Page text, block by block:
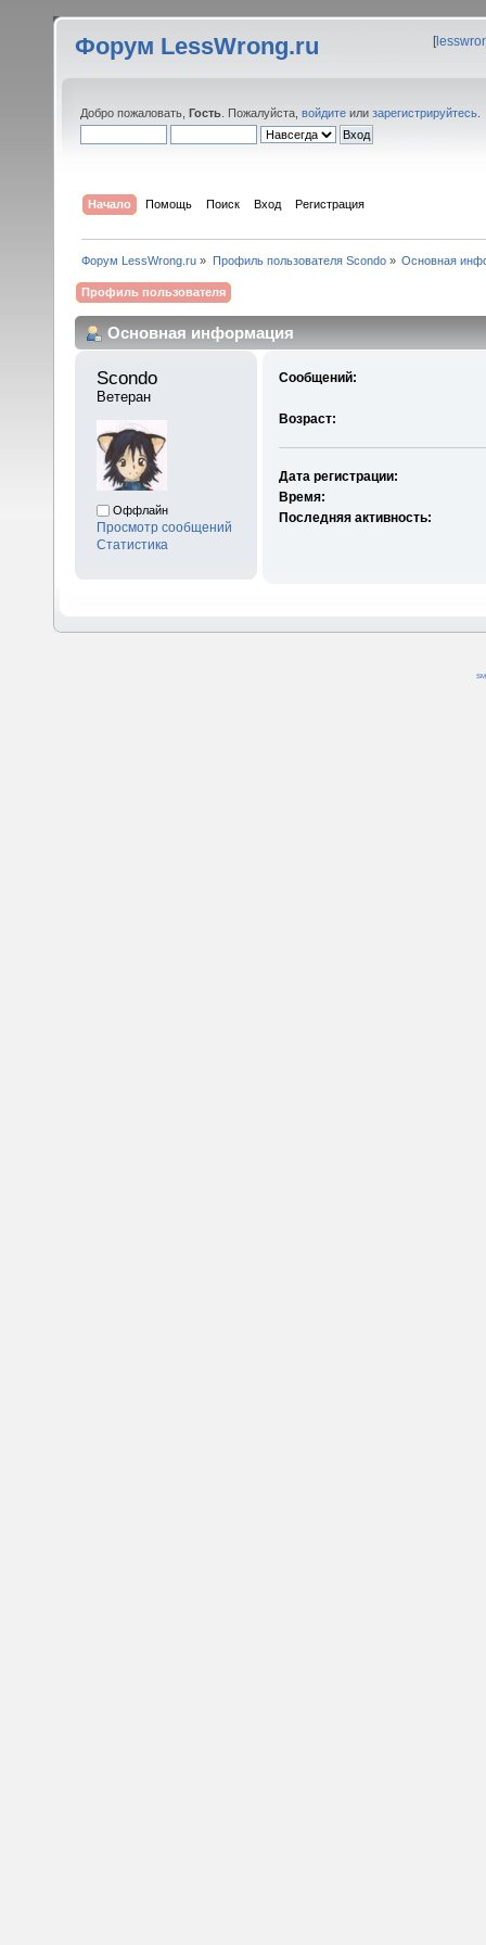
Форум LessWrong.ru [
Добро пожаловать, Гость . Пожалуйста, войдите или зарегистрируйтесь
Начало Помощь Поиск Вход Регистрация
Форум LessWrong.ru » Профиль пользователя Scondo» Основная
Профиль пользователя
Основная информация
Scondo
Ветеран
Оффлайн
Просмотр сообщений
Статистика
Сообщений:
Возраст:
Дата регистрации:
Время:
Последняя активность: